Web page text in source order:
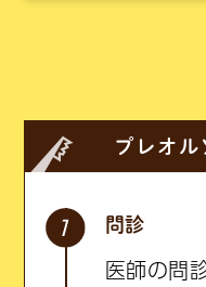
プレオル
問診
医師の問